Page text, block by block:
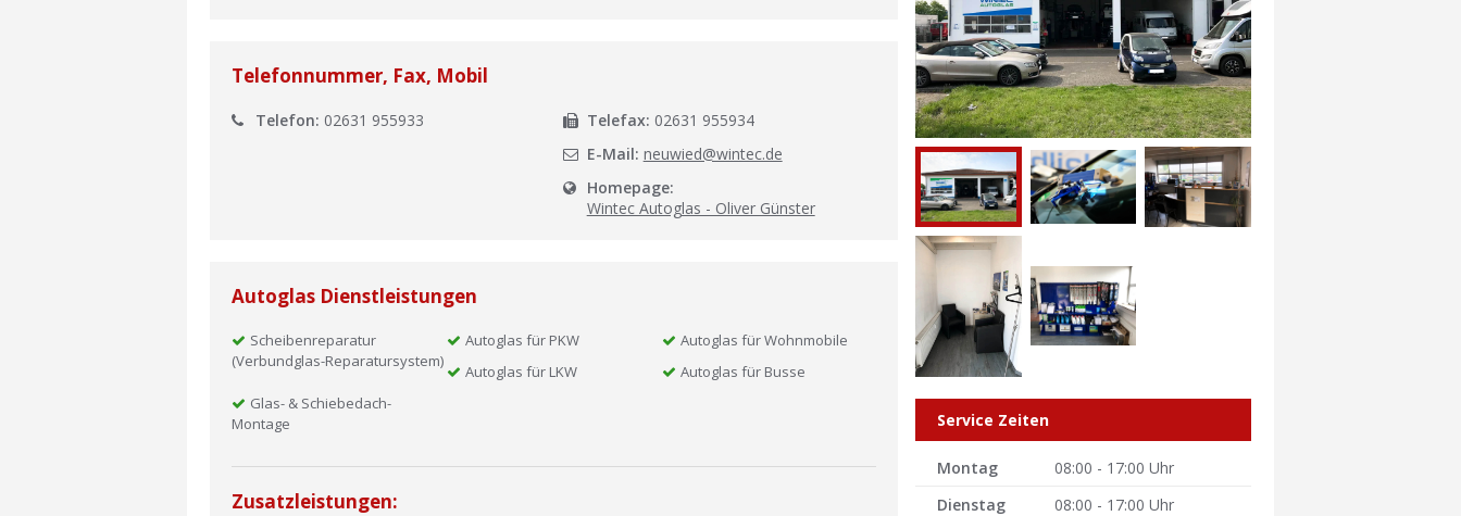
Telefonnummer, Fax, Mobil
Telefon: 02631 955933 Telefax: 02631 955934
E-Mail: neuwied@wintec.de
Homepage:
Wintec Autoglas - Oliver Günster
Autoglas Dienstleistungen
Scheibenreparatur
(Verbundglas-Reparatursystem)
Autoglas für PKW
Autoglas für Wohnmobile
Autoglas für LKW
Autoglas für Busse
Glas- & Schiebedach-
Montage
Zusatzleistungen:
Service Zeiten
Montag
08:00 - 17:00 Uhr
Dienstag
08:00 - 17:00 Uhr